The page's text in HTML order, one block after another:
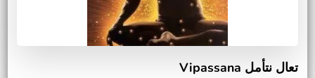
تعال نتأمل Vipassana